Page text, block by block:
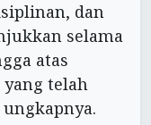
dan
selama
atas
telah